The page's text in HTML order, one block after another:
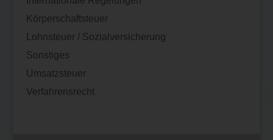
Körperschaftsteuer
Lohnsteuer / Sozialversicherung
Sonstiges
Umsatzsteuer
Verfahrensrecht